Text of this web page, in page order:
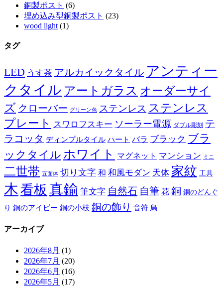
銅製ポスト (6)
埋め込み型銅製ポスト (23)
wood light (1)
タグ
LED うす茶 アルカイックタイル アンティー
クタイル アートガラス オーダーサイ
ズ クローバー グリーン色 ステンレス ステンレス
プレート スワロフスキー ソーラー電源 ダブル彫刻 テ
ラコッタ ディンプルタイル ハート バラ ブラック ブラ
ックタイル ホワイト マグネット マンション ミニ
二世帯 五面体 切り文字 和 和風モダン 天体 家紋 工具
木看板 真鍮 筆文字 自然石 自筆 花 銅 銅のどんぐ
り 銅のアイビー 銅の小枝 銅の飾り 音符 鳥
アーカイブ
2026年8月 (1)
2026年7月 (20)
2026年6月 (16)
2026年5月 (17)